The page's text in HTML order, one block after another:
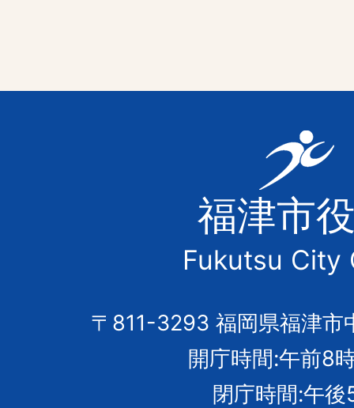
福
津
市
の
市
章
福津市
Fukutsu City
〒811-3293 福岡県福津市
開庁時間:午前8
閉庁時間:午後